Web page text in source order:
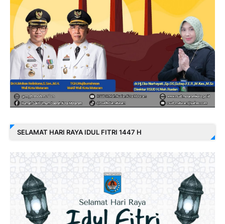
SELAMAT HARI RAYA IDUL FITRI 1447 H